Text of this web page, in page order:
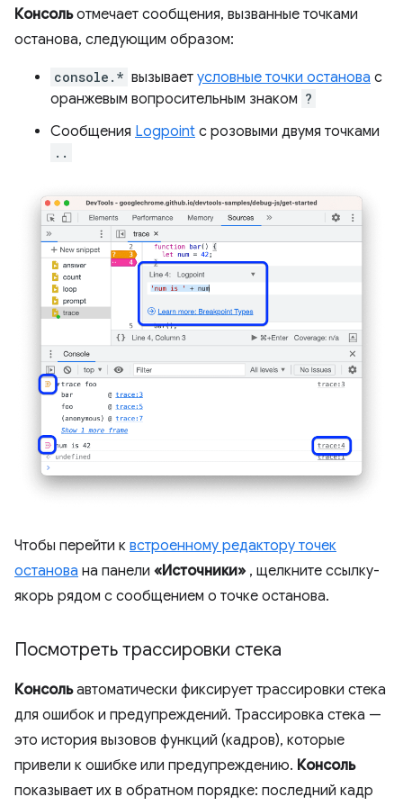
Консольотмечает сообщения, вызванные точками
останова, следующим образом:
console.* вызывает условные точки останова с
оранжевым вопросительным знаком ?
Сообщения Logpoint с розовыми двумя точками
..
Чтобы перейти к встроенному редактору точек
останова на панели «Источники» , щелкните ссылку-
якорь рядом с сообщением о точке останова.
Посмотреть трассировки стека
Консольавтоматически фиксирует трассировки стека
для ошибок и предупреждений. Трассировка стека —
это история вызовов функций (кадров), которые
привели к ошибке или предупреждению. Консоль
показывает их в обратном порядке: последний кадр